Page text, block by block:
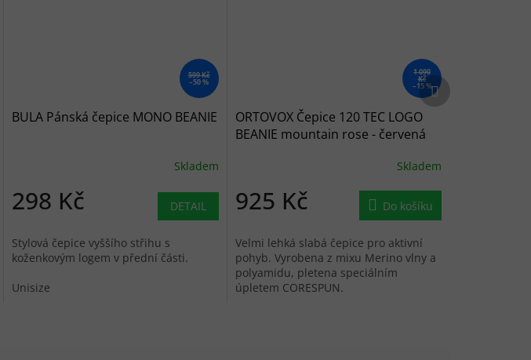
599 Kč
–50 %
BULA Pánská čepice MONO BEANIE
Skladem
298 Kč DETAIL
Stylová čepice vyššího střihu s
koženkovým logem v přední části.
Unisize
1 090
Kč
–15 %
ORTOVOX Čepice 120 TEC LOGO
BEANIE mountain rose - červená
Skladem
925 Kč Do košíku
Velmi lehká slabá čepice pro aktivní
pohyb. Vyrobena z mixu Merino vlny a
polyamidu, pletena speciálním
úpletem CORESPUN.
Další produkt